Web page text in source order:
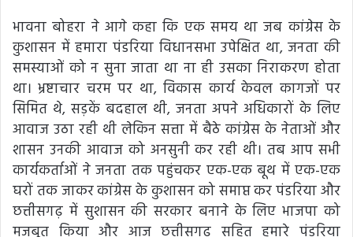
भावना बोहरा ने आगे कहा कि एक समय था जब कांग्रेस के
कुशासन में हमारा पंडरिया विधानसभा उपेक्षित था, जनता की
समस्याओं को न सुना जाता था ना ही उसका निराकरण होता
था। भ्रष्टाचार चरम पर था, विकास कार्य केवल कागजों पर
सिमित थे, सड़कें बदहाल थी, जनता अपने अधिकारों के लिए
आवाज उठा रही थी लेकिन सत्ता में बैठे कांग्रेस के नेताओं और
शासन उनकी आवाज को अनसुनी कर रही थी। तब आप सभी
कार्यकर्ताओं ने जनता तक पहुंचकर एक-एक बूथ में एक-एक
घरों तक जाकर कांग्रेस के कुशासन को समाप्त कर पंडरिया और
छत्तीसगढ़ में सुशासन की सरकार बनाने के लिए भाजपा को
मजबूत किया और आज छत्तीसगढ़ सहित हमारे पंडरिया